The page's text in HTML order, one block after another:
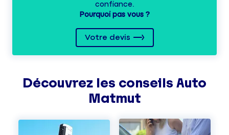
confiance.
Pourquoi pas vous ?
Votre devis
Découvrez les conseils Auto
Matmut